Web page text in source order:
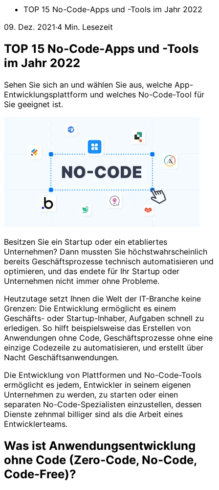
TOP 15 No-Сode-Apps und -Tools im Jahr 2022
09. Dez. 2021·4 Min. Lesezeit
TOP 15 No-Сode-Apps und -Tools
im Jahr 2022
Sehen Sie sich an und wählen Sie aus, welche App-
Entwicklungsplattform und welches No-Code-Tool für
Sie geeignet ist.
Besitzen Sie ein Startup oder ein etabliertes
Unternehmen? Dann mussten Sie höchstwahrscheinlich
bereits Geschäftsprozesse technisch automatisieren und
optimieren, und das endete für Ihr Startup oder
Unternehmen nicht immer ohne Probleme.
Heutzutage setzt Ihnen die Welt der IT-Branche keine
Grenzen: Die Entwicklung ermöglicht es einem
Geschäfts- oder Startup-Inhaber, Aufgaben schnell zu
erledigen. So hilft beispielsweise das Erstellen von
Anwendungen ohne Code, Geschäftsprozesse ohne eine
einzige Codezeile zu automatisieren, und erstellt über
Nacht Geschäftsanwendungen.
Die Entwicklung von Plattformen und No-Code-Tools
ermöglicht es jedem, Entwickler in seinem eigenen
Unternehmen zu werden, zu starten oder einen
separaten No-Code-Spezialisten einzustellen, dessen
Dienste zehnmal billiger sind als die Arbeit eines
Entwicklerteams.
Was ist Anwendungsentwicklung
ohne Code (Zero-Code, No-Code,
Code-Free)?